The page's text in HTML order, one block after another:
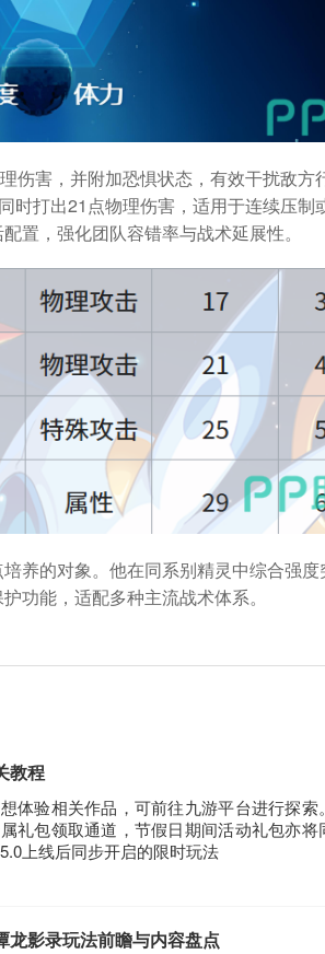
伤害，并附加恐惧状态，有效干扰敌
时打出21点物理伤害，适用于连续压制
置，强化团队容错率与战术延展性。
养的对象。他在同系别精灵中综合强
功能，适配多种主流战术体系。
教程
体验相关作品，可前往九游平台进行探索
包领取通道，节假日期间活动礼包亦将
上线后同步开启的限时玩法
龙影录玩法前瞻与内容盘点